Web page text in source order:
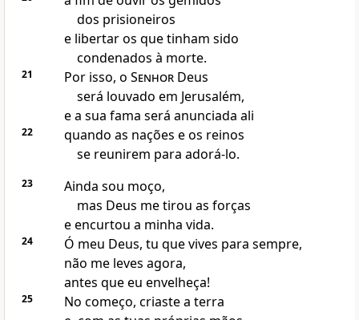
dos prisioneiros
e libertar os que tinham sido
condenados à morte.
21 Por isso, o SenhorDeus
será louvado em Jerusalém,
e a sua fama será anunciada ali
22
quando as nações e os reinos
se reunirem para adorá-lo.
23
Ainda sou moço,
mas Deus me tirou as forças
e encurtou a minha vida.
24
Ó meu Deus, tu que vives para sempre,
não me leves agora,
antes que eu envelheça!
25
No começo, criaste a terra